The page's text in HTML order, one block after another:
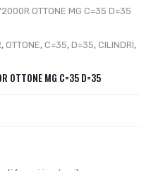
, OTTONE, C=35, D=35, CILINDRI,
OTTONE MG C=35 D=35